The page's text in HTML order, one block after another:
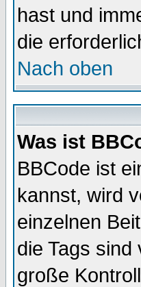
hast und
die
Nach oben
Was ist
BBCode ist
kannst, wird
einzelnen
die Tags
große